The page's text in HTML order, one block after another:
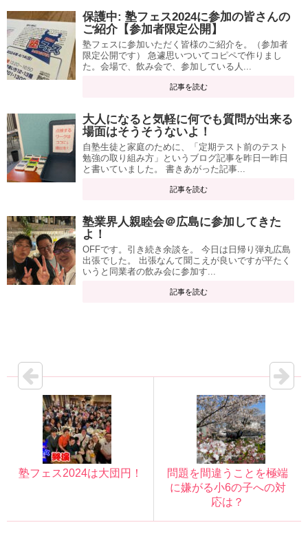
保護中: 塾フェス2024に参加の皆さんの
ご紹介【参加者限定公開】
塾フェスに参加いただく皆様のご紹介を。（参加者
限定公開です） 急遽思いついてコピペで作りまし
た。会場で、飲み会で、参加している人...
記事を読む
大人になると気軽に何でも質問が出来る
場面はそうそうないよ！
自塾生徒と家庭のために、「定期テスト前のテスト
勉強の取り組み方」というブログ記事を昨日一昨日
と書いていました。 書きあがった記事...
記事を読む
塾業界人親睦会＠広島に参加してきた
よ！
OFFです。引き続き余談を。 今日は日帰り弾丸広島
出張でした。 出張なんて聞こえが良いですが平たく
いうと同業者の飲み会に参加す...
記事を読む
塾フェス2024は大団円！
問題を間違うことを極端
に嫌がる小6の子への対
応は？